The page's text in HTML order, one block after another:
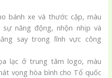
bánh xe và thước cặp, màu
năng động, nhộn nhịp và
say trong lĩnh vực công
lạc ở trung tâm logo, màu
vọng hòa bình cho Tổ quốc